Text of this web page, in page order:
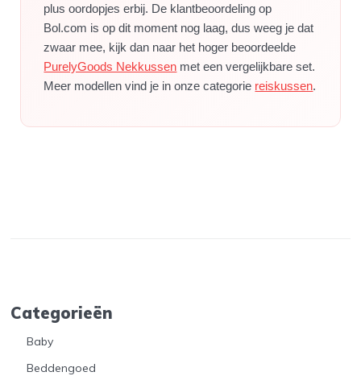
plus oordopjes erbij. De klantbeoordeling op
Bol.com is op dit moment nog laag, dus weeg je dat
zwaar mee, kijk dan naar het hoger beoordeelde
PurelyGoods Nekkussen met een vergelijkbare set.
Meer modellen vind je in onze categorie reiskussen.
Categorieën
Baby
Beddengoed